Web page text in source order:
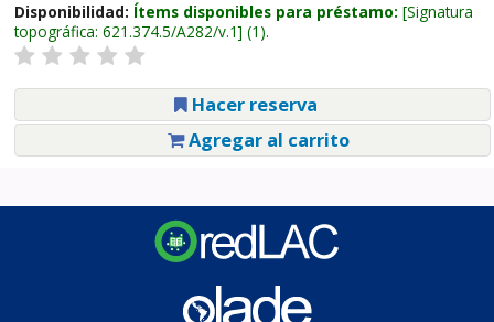
Disponibilidad: Ítems disponibles para préstamo: Signatura
topográfica: 621.374.5/A282/v.1 (1).
Hacer reserva
Agregar al carrito